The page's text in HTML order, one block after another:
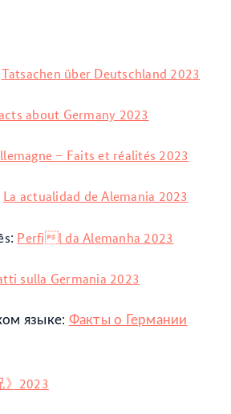
Tatsachen über Deutschland 2023
about Germany 2023
– Faits et réalités 2023
La actualidad de Alemania 2023
Perfil da Alemanha 2023
sulla Germania 2023
языке: Факты о Германии
》2023